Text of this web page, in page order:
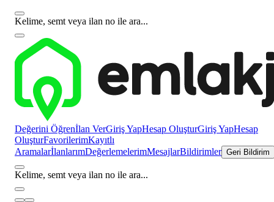
Kelime, semt veya ilan no ile ara...
Değerini Öğrenİlan VerGiriş YapHesap OluşturGiriş YapHesap
OluşturFavorilerimKayıtlı
AramalarİlanlarımDeğerlemelerimMesajlarBildirimler Geri Bildirim
Kelime, semt veya ilan no ile ara...